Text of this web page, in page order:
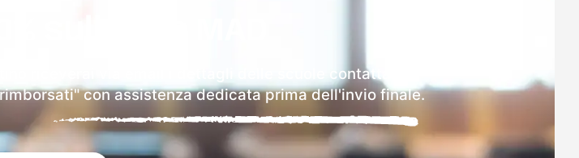
sulla tua MAD
riceverai via email i dettagli delle scuole contattate.
con assistenza dedicata prima dell'invio finale.